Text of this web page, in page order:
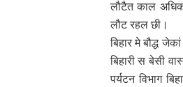
लौटैत काल
लौट रहल छी।
बिहार मे बौद्ध
बिहारी स बेसी
पर्यटन विभाग